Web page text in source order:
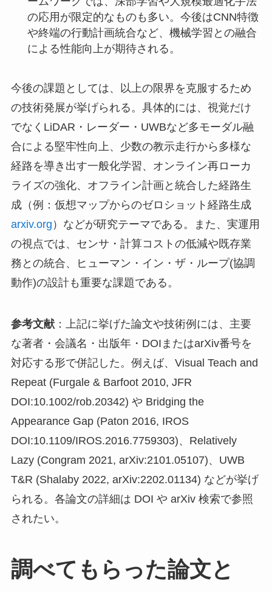
の応用が限定的なものも多い。今後はCNN特徴
や終端の行動計画統合など、機械学習との融合
による性能向上が期待される。
今後の課題としては、以上の限界を克服するため
の技術発展が挙げられる。具体的には、視覚だけ
でなくLiDAR・レーダー・UWBなど多モーダル融
合による堅牢性向上、少数の教示走行から多様な
経路を導き出す一般化学習、オンライン再ローカ
ライズの強化、オフライン計画と統合した経路生
成（例：仮想マップからのゼロショット経路生成
arxiv.org ）などが研究テーマである。また、実運用
の視点では、センサ・計算コストの低減や既存業
務との統合、ヒューマン・イン・ザ・ループ(協調
動作)の設計も重要な課題である。
参考文献：上記に挙げた論文や技術例には、主要
な著者・会議名・出版年・DOIまたはarXiv番号を
対応する形で併記した。例えば、Visual Teach and
Repeat (Furgale & Barfoot 2010, JFR
DOI:10.1002/rob.20342) や Bridging the
Appearance Gap (Paton 2016, IROS
DOI:10.1109/IROS.2016.7759303)、Relatively
Lazy (Congram 2021, arXiv:2101.05107)、UWB
T&R (Shalaby 2022, arXiv:2202.01134) などが挙げ
られる。各論文の詳細は DOI や arXiv 検索で参照
されたい。
調べてもらった論文と